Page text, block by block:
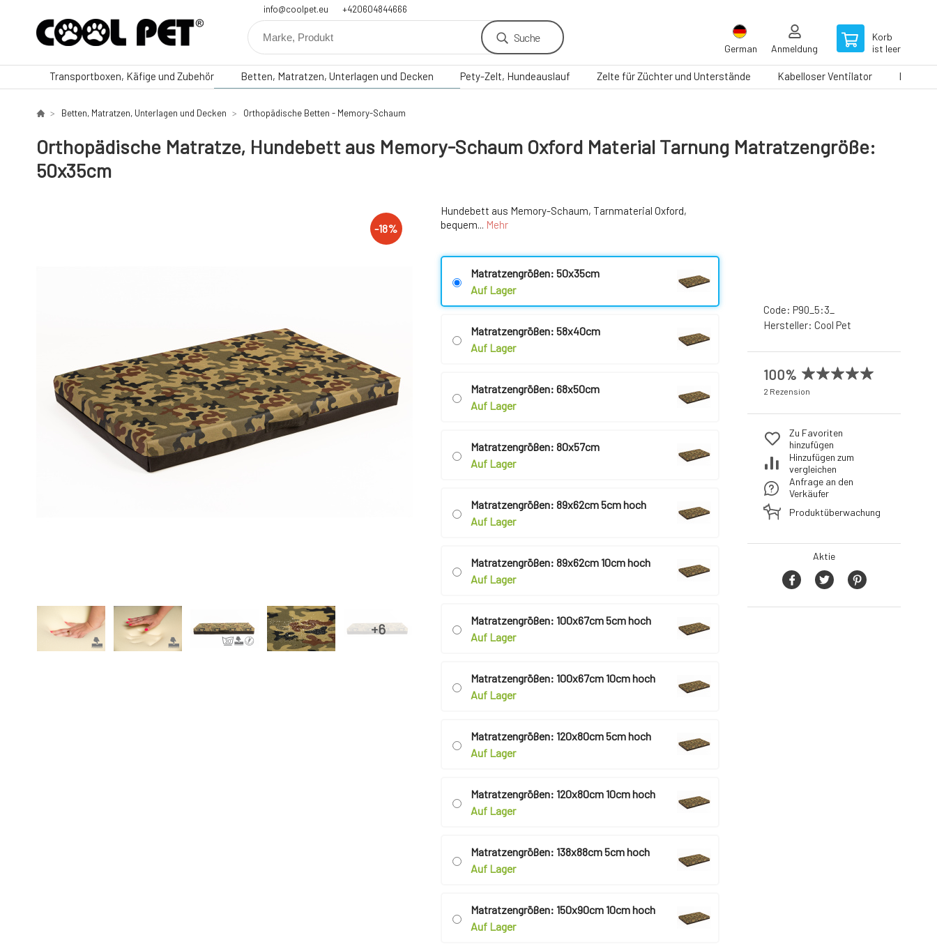
info@coolpet.eu +420604844666
Suche
German Anmeldung
Korb
ist leer
Transportboxen, Käfige und Zubehör Betten, Matratzen, Unterlagen und Decken Pety-Zelt, Hundeauslauf Zelte für Züchter und Unterstände Kabelloser Ventilator
Betten, Matratzen, Unterlagen und Decken Orthopädische Betten - Memory-Schaum
Orthopädische Matratze, Hundebett aus Memory-Schaum Oxford Material Tarnung Matratzengröße:
50x35cm
-18%
Hundebett aus Memory-Schaum, Tarnmaterial Oxford,
bequem... Mehr
Matratzengrößen: 50x35cm
Auf Lager
Matratzengrößen: 58x40cm
Auf Lager
Matratzengrößen: 68x50cm
Auf Lager
Matratzengrößen: 80x57cm
Auf Lager
Matratzengrößen: 89x62cm 5cm hoch
Auf Lager
Matratzengrößen: 89x62cm 10cm hoch
Auf Lager
Matratzengrößen: 100x67cm 5cm hoch
Auf Lager
Matratzengrößen: 100x67cm 10cm hoch
Auf Lager
Matratzengrößen: 120x80cm 5cm hoch
Auf Lager
Matratzengrößen: 120x80cm 10cm hoch
Auf Lager
Matratzengrößen: 138x88cm 5cm hoch
Auf Lager
Matratzengrößen: 150x90cm 10cm hoch
Auf Lager
Code: P90_5:3_
Hersteller: Cool Pet
100%
2 Rezension
Zu Favoriten
hinzufügen
Hinzufügen zum
vergleichen
Anfrage an den
Verkäufer
Produktüberwachung
Aktie